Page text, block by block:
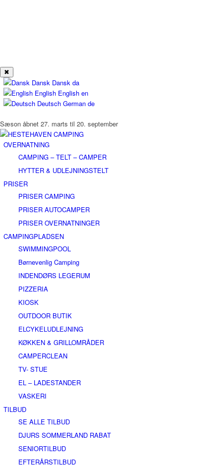
✖
Dansk Dansk da
English English en
Deutsch German de
Sæson åbnet 27. marts til 20. september
OVERNATNING
CAMPING – TELT – CAMPER
HYTTER & UDLEJNINGSTELT
PRISER
PRISER CAMPING
PRISER AUTOCAMPER
PRISER OVERNATNINGER
CAMPINGPLADSEN
SWIMMINGPOOL
Børnevenlig Camping
INDENDØRS LEGERUM
PIZZERIA
KIOSK
OUTDOOR BUTIK
ELCYKELUDLEJNING
KØKKEN & GRILLOMRÅDER
CAMPERCLEAN
TV- STUE
EL – LADESTANDER
VASKERI
TILBUD
SE ALLE TILBUD
DJURS SOMMERLAND RABAT
SENIORTILBUD
EFTERÅRSTILBUD